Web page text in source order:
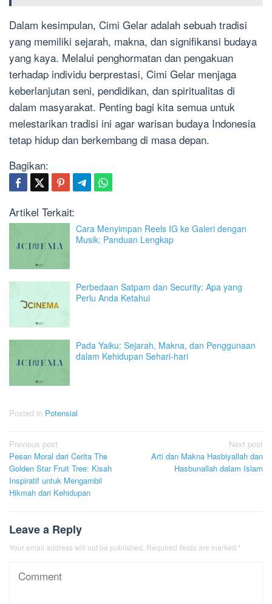
Dalam kesimpulan, Cimi Gelar adalah sebuah tradisi
yang memiliki sejarah, makna, dan signifikansi budaya
yang kaya. Melalui penghormatan dan pengakuan
terhadap individu berprestasi, Cimi Gelar menjaga
keberlanjutan seni, pendidikan, dan spiritualitas di
dalam masyarakat. Penting bagi kita semua untuk
melestarikan tradisi ini agar warisan budaya Indonesia
tetap hidup dan berkembang di masa depan.
Bagikan:
Artikel Terkait:
Cara Menyimpan Reels IG ke Galeri dengan
Musik: Panduan Lengkap
Perbedaan Satpam dan Security: Apa yang
Perlu Anda Ketahui
Pada Yaiku: Sejarah, Makna, dan Penggunaan
dalam Kehidupan Sehari-hari
Posted in Potensial
Post
navigation
Previous post
Pesan Moral dari Cerita The
Golden Star Fruit Tree: Kisah
Inspiratif untuk Mengambil
Hikmah dari Kehidupan
Next post
Arti dan Makna Hasbiyallah dan
Hasbunallah dalam Islam
Leave a Reply
Your email address will not be published. Required fields are marked *